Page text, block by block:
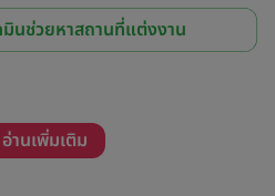
นช่วยหาสถานที่แต่งงาน
อ่านเพิ่มเติม